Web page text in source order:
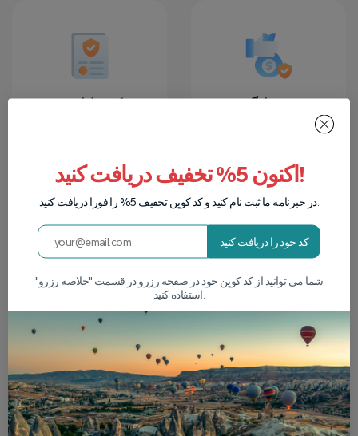
شرکت دارای مجوز
اتحادیه آژانس های
مسافرتی ترکیه هستیم.
تضمین بازگشت
کنسل شد و یا اگر
بخواهید آن را کنسل کنید،
می توانید تا 24 ساعت
قبل از تور پول خود را
پس بگیرید.
آلبوم عکس
کاوش در تورها
اکنون 5% تخفیف دریافت کنید!
در خبرنامه ما ثبت نام کنید و کد کوپن تخفیف 5% را فورا دریافت کنید.
کد خود را دریافت کنید
شما می توانید از کد کوپن خود در صفحه رزرو در قسمت "خلاصه رزرو"